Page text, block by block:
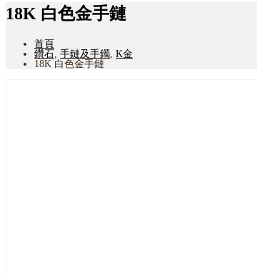
18K 白色金手鏈
首頁
鑽石 手鏈及手鐲 K金
18K 白色金手鏈